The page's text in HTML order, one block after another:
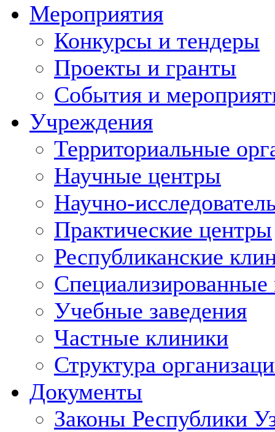
Мероприятия
Конкурсы и тендеры
Проекты и гранты
События и
Учреждения
Территориальные
Научные центры
Научно-
Практические центры
Республиканские
Учебные заведения
Частные клиники
Структура
Документы
Законы Республики